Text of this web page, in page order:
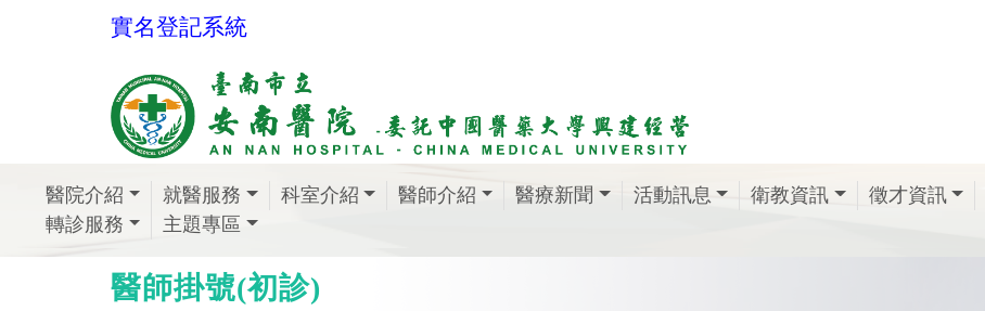
實名登記系統
醫院介紹 就醫服務 科室介紹 醫師介紹 醫療新聞 活動訊息 衛教資訊 徵才資訊
轉診服務
主題專區
醫師掛號(初診)